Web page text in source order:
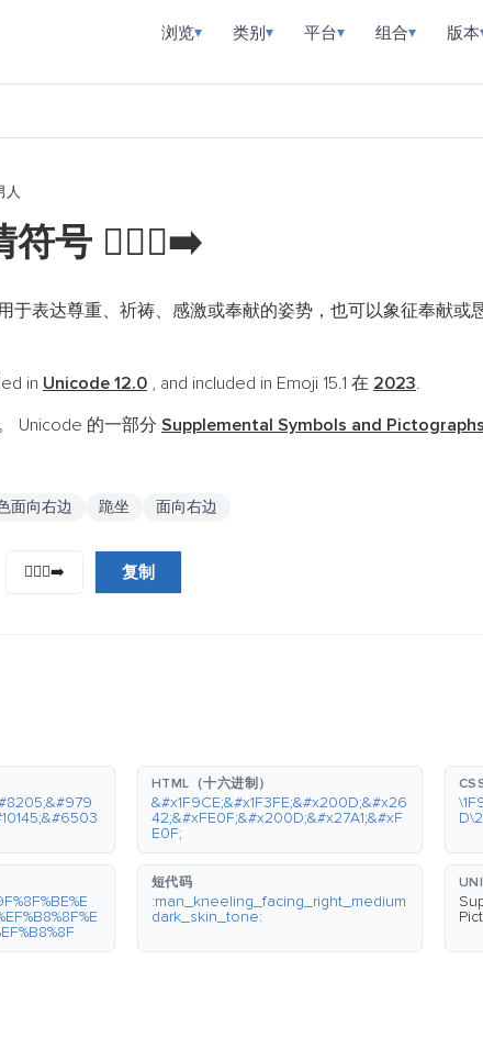
浏览▾ 类别 ▾ 平台▾ 组合▾ 版本
人
符号 🧎🏾‍♂️‍➡️
表达尊重、祈祷、感激或奉献的姿势，也可以象征奉献或
in Unicode 12.0 , and included in Emoji 15.1 在 2023.
Unicode 的一部分 Supplemental Symbols and Pictographs
面向右边 跪坐 面向右边
🧎🏾‍♂️‍➡️ 复制
HTML（十六进制）
&#x1F9CE;&#x1F3FE;&#x200D;&#x26
42;&#xFE0F;&#x200D;&#x27A1;&#xF
E0F;
短代码
:man_kneeling_facing_right_medium
dark_skin_tone: